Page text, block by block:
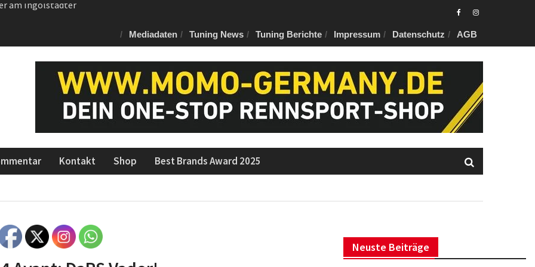
NAP für den RAM
Eurotuner
Facebook
Eurotuner
Instagram
Mediadaten Tuning News Tuning Berichte Impressum Datenschutz AGB
Kontakt Shop Best Brands Award 2025
Neuste Beiträge